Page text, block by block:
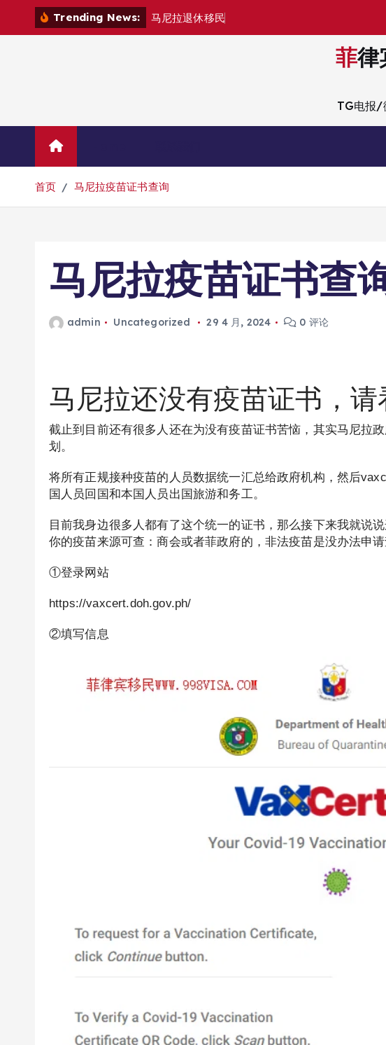
Trending News: 马 尼拉退休移民
菲律宾 SIRV SRRV 官方认
TG电报/
首页 马尼拉疫苗证书查询
马尼拉疫苗证书查
admin Uncategorized 29 4 月, 2024 0 评论
马尼拉还没有疫苗证书，请
截止到目前还有很多人还在为没有疫苗证书苦恼，其实马尼拉
划。
将所有正规接种疫苗的人员数据统一汇总给政府机构，然后
国人员回国和本国人员出国旅游和务工。
目前我身边很多人都有了这个统一的证书，那么接下来我就说
你的疫苗来源可查：商会或者菲政府的，非法疫苗是没办法申请
①登录网站
https://vaxcert.doh.gov.ph/
②填写信息